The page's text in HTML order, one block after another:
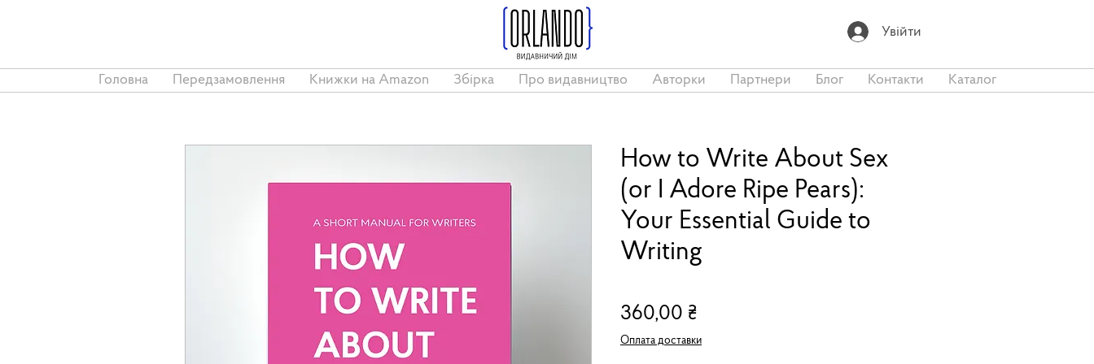
Увійти
Головна Передзамовлення Книжки на Amazon Збірка Про видавництво Авторки Партнери Блог Контакти Каталог
How to Write About Sex
(or I Adore Ripe Pears):
Your Essential Guide to
Writing
360,00 ₴Ціна
Оплата доставки